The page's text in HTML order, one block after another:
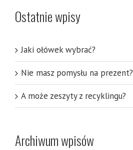
Ostatnie wpisy
Jaki ołówek wybrać?
Nie masz pomysłu na prezent?
A może zeszyty z recyklingu?
Archiwum wpisów